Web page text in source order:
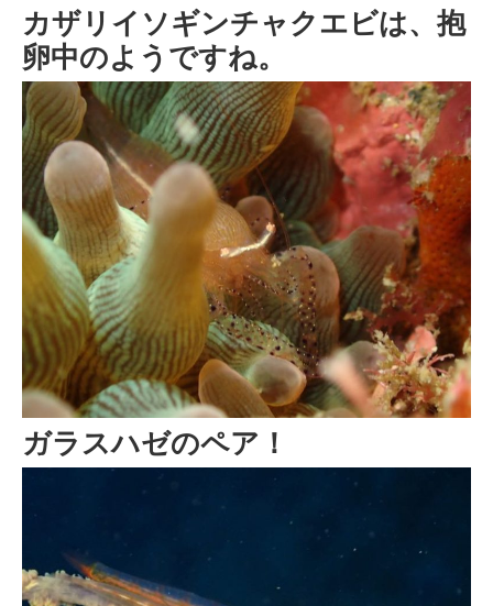
カザリイソギンチャクエビは、抱
卵中のようですね。
ガラスハゼのペア！